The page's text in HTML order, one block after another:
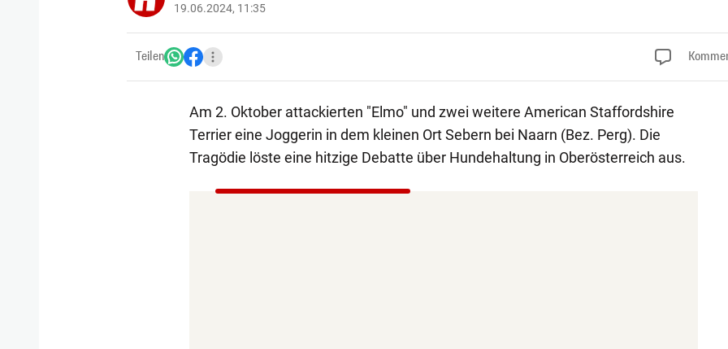
19.06.2024, 11:35
Teilen
Am 2. Oktober attackierten "Elmo" und zwei weitere American Staffordshire
Terrier eine Joggerin in dem kleinen Ort Sebern bei Naarn (Bez. Perg). Die
Tragödie löste eine hitzige Debatte über Hundehaltung in Oberösterreich aus.